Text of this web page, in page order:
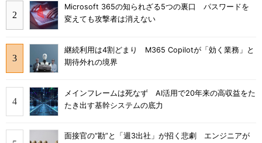
Microsoft 365の知られざる5つの裏口 パスワードを
変えても攻撃者は消えない
継続利用は4割どまり M365 Copilotが「効く業務」と
期待外れの境界
メインフレームは死なず AI活用で20年来の高収益をた
たき出す基幹システムの底力
面接官の“勘”と「週3出社」が招く悲劇 エンジニアが